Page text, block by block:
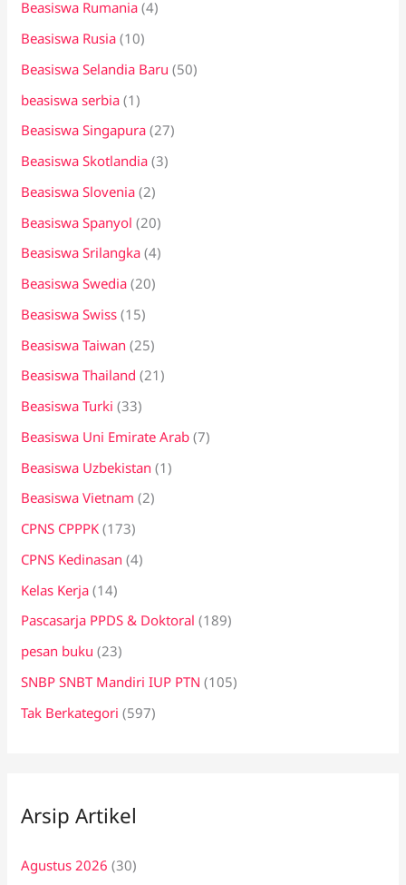
Beasiswa Rumania (4)
Beasiswa Rusia (10)
Beasiswa Selandia Baru (50)
beasiswa serbia (1)
Beasiswa Singapura (27)
Beasiswa Skotlandia (3)
Beasiswa Slovenia (2)
Beasiswa Spanyol (20)
Beasiswa Srilangka (4)
Beasiswa Swedia (20)
Beasiswa Swiss (15)
Beasiswa Taiwan (25)
Beasiswa Thailand (21)
Beasiswa Turki (33)
Beasiswa Uni Emirate Arab (7)
Beasiswa Uzbekistan (1)
Beasiswa Vietnam (2)
CPNS CPPPK (173)
CPNS Kedinasan (4)
Kelas Kerja (14)
Pascasarja PPDS & Doktoral (189)
pesan buku (23)
SNBP SNBT Mandiri IUP PTN (105)
Tak Berkategori (597)
Arsip Artikel
Agustus 2026 (30)